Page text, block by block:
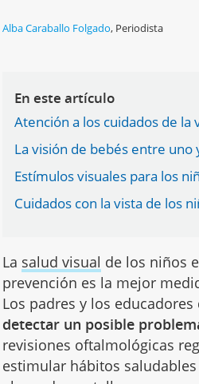
Alba Caraballo Folgado, Periodista
En este artículo
Atención a los cuidados de la
La visión de bebés entre uno
Estímulos visuales para los
Cuidados con la vista de los
La salud visual de los niños
prevención es la mejor
Los padres y los
detectar un posible
revisiones oftalmológicas
estimular hábitos